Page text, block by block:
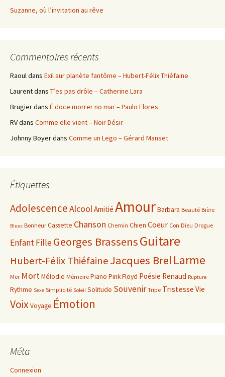
Suzanne, où l’invitation au rêve
Commentaires récents
Raouldans Exil sur planète fantôme – Hubert-Félix Thiéfaine
Laurentdans T’es pas drôle – Catherine Lara
Brugierdans É doce morrer no mar – Paulo Flores
RVdans Comme elle vient – Noir Désir
Johnny Boyerdans Comme un Lego – Gérard Manset
Étiquettes
AdolescenceAlcoolAmitié AmourBarbara Beauté Bière
Blues Bonheur Cassette Chanson Chemin Chien Coeur Con Dieu Drogue
EnfantFilleGeorges BrassensGuitare
Hubert-Félix ThiéfaineJacques Brel Larme
Mer MortMélodie Mémoire Piano Pink Floyd Poésie Renaud Rupture
Rythme Sexe Simplicité Soleil Solitude Souvenir Tripe Tristesse Vie
VoixVoyage Émotion
Méta
Connexion